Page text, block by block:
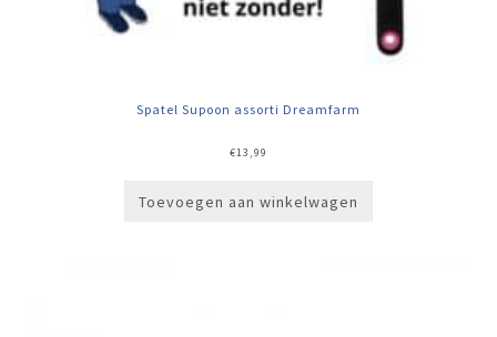
Spatel Supoon assorti Dreamfarm
€13,99
Toevoegen aan winkelwagen